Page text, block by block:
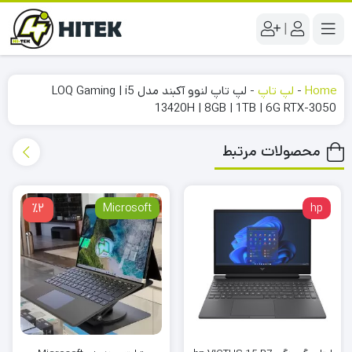
|
Home
- لپ تاپ -
لپ تاپ لنوو آکبند مدل LOQ Gaming | i5
13420H | 8GB | 1TB | 6G RTX-3050
محصولات مرتبط
hp ٪2 Microsoft